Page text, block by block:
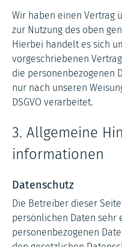
Wir haben einen Vertrag
zur Nutzung des oben
Hierbei handelt es sich
vorgeschriebenen
die personenbezogenen
nur nach unseren
DSGVO verarbeitet.
3. Allgemeine
informationen
Datenschutz
Die Betreiber dieser
persönlichen Daten sehr
personenbezogenen